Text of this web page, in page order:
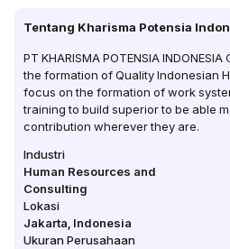
Tentang Kharisma Potensia
PT KHARISMA POTENSIA
the formation of Quality Indonesian
focus on the formation of work
training to build superior to be able
contribution wherever they are.
Industri
Human Resources and
Consulting
Lokasi
Jakarta Indonesia
Ukuran Perusahaan